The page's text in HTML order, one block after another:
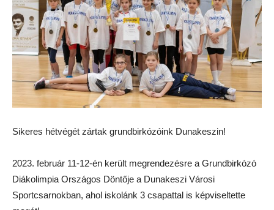
Sikeres hétvégét zártak grundbirkózóink Dunakeszin!
2023. február 11-12-én került megrendezésre a Grundbirkózó
Diákolimpia Országos Döntője a Dunakeszi Városi
Sportcsarnokban, ahol iskolánk 3 csapattal is képviseltette